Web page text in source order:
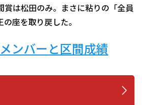
賞は松田のみ。まさに粘りの「全員
座を取り戻した。
ンバーと区間成績